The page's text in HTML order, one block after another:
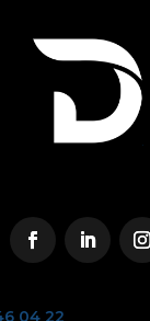
04 22